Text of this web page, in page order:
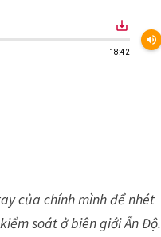
save_alt
18:42
volume_up
của chính mình để nhét
soát ở biên giới Ấn Độ.